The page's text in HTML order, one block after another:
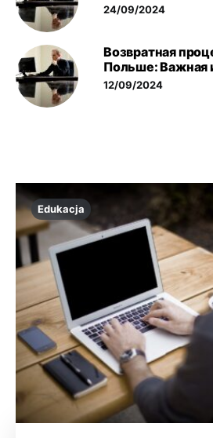
24/09/2024
Возвратная
Польше: Важная
12/09/2024
Edukacja